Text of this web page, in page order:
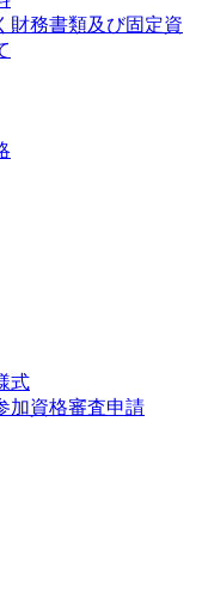
財務書類及び固定資
式
加資格審査申請